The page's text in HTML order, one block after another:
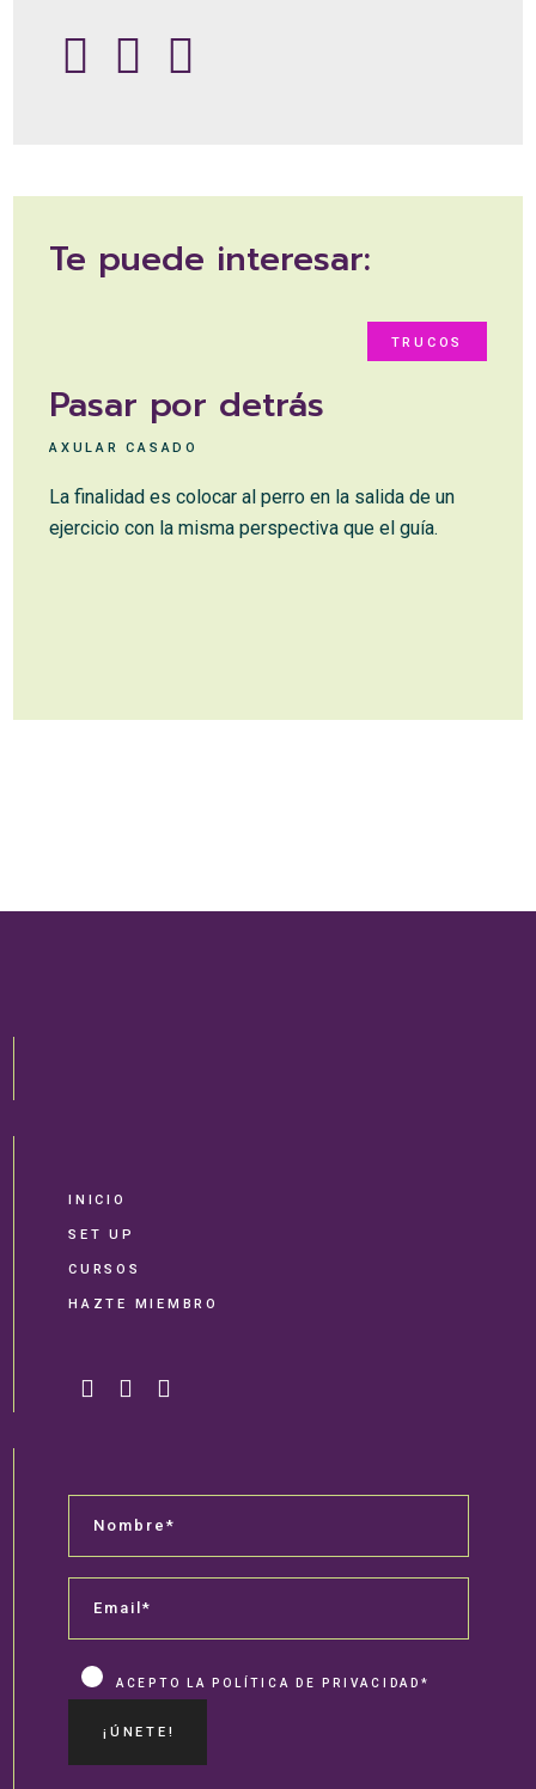
Te puede interesar:
TRUCOS
Pasar por detrás
AXULAR CASADO
La finalidad es colocar al perro en la salida de un
ejercicio con la misma perspectiva que el guía.
INICIO
SET UP
CURSOS
HAZTE MIEMBRO
ACEPTO LA POLÍTICA DE PRIVACIDAD*
¡ÚNETE!